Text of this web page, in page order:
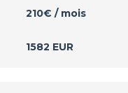
210€ / mois
1582 EUR